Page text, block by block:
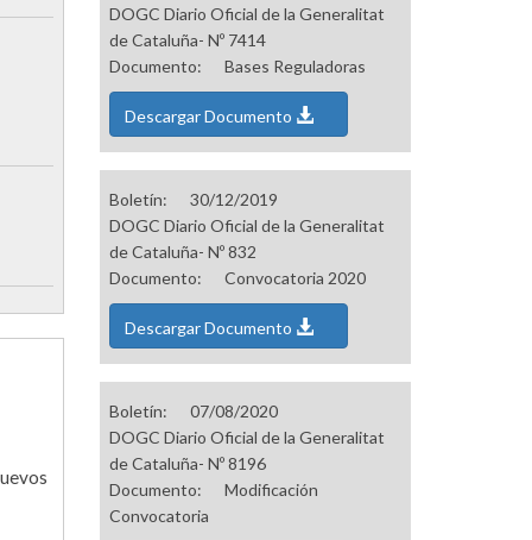
DOGC Diario Oficial de la Generalitat
de Cataluña- Nº 7414
Documento:
Bases Reguladoras
Descargar Documento
Boletín:
30/12/2019
DOGC Diario Oficial de la Generalitat
de Cataluña- Nº 832
Documento:
Convocatoria 2020
Descargar Documento
Boletín:
07/08/2020
DOGC Diario Oficial de la Generalitat
de Cataluña- Nº 8196
Documento:
Modificación
Convocatoria